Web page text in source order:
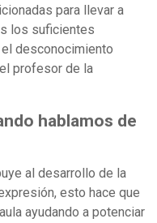
para llevar a
los suficientes
desconocimiento
profesor de la
hablamos de
al desarrollo de la
esto hace que
ayudando a potenciar